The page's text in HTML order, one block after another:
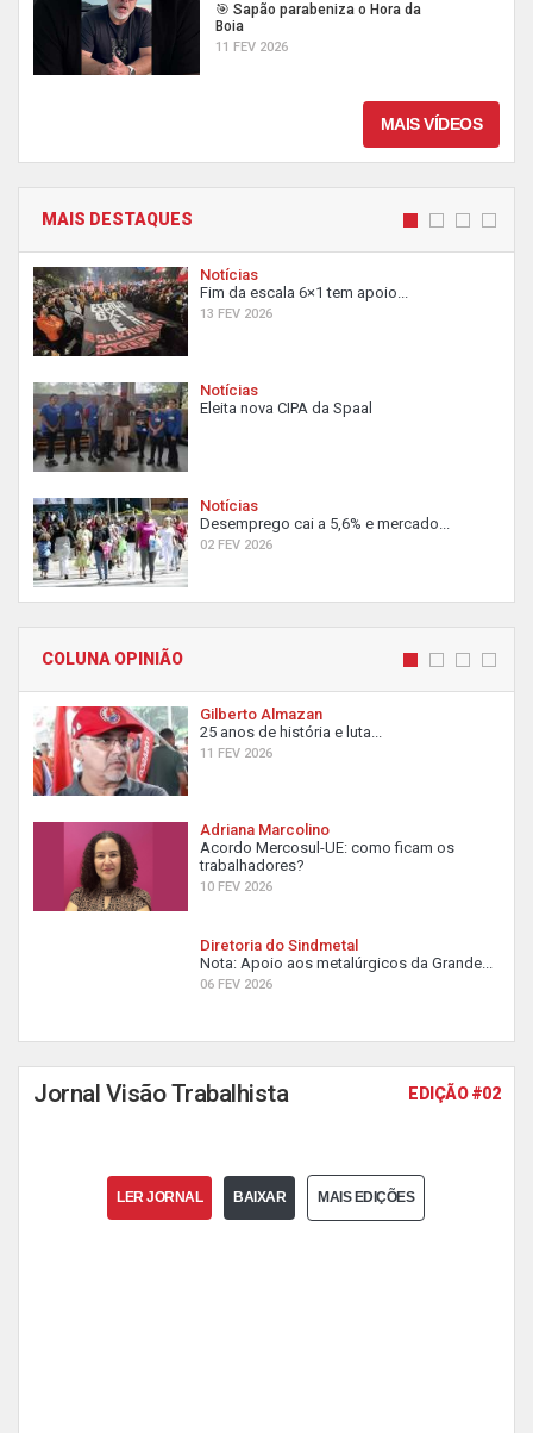
🎯 Sapão parabeniza o Hora da
Boia
11 FEV 2026
MAIS VÍDEOS
MAIS DESTAQUES
Notícias
Fim da escala 6×1 tem apoio...
13 FEV 2026
Notícias
Eleita nova CIPA da Spaal
Notícias
Desemprego cai a 5,6% e mercado...
02 FEV 2026
COLUNA OPINIÃO
Gilberto Almazan
25 anos de história e luta...
11 FEV 2026
Adriana Marcolino
Acordo Mercosul-UE: como ficam os
trabalhadores?
10 FEV 2026
Diretoria do Sindmetal
Nota: Apoio aos metalúrgicos da Grande...
06 FEV 2026
Jornal Visão Trabalhista EDIÇÃO #02
LER JORNAL BAIXAR MAIS EDIÇÕES